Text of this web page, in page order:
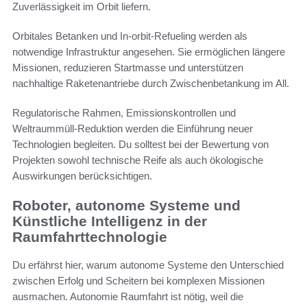
Zuverlässigkeit im Orbit liefern.
Orbitales Betanken und In-orbit-Refueling werden als
notwendige Infrastruktur angesehen. Sie ermöglichen längere
Missionen, reduzieren Startmasse und unterstützen
nachhaltige Raketenantriebe durch Zwischenbetankung im All.
Regulatorische Rahmen, Emissionskontrollen und
Weltraummüll-Reduktion werden die Einführung neuer
Technologien begleiten. Du solltest bei der Bewertung von
Projekten sowohl technische Reife als auch ökologische
Auswirkungen berücksichtigen.
Roboter, autonome Systeme und
Künstliche Intelligenz in der
Raumfahrttechnologie
Du erfährst hier, warum autonome Systeme den Unterschied
zwischen Erfolg und Scheitern bei komplexen Missionen
ausmachen. Autonomie Raumfahrt ist nötig, weil die